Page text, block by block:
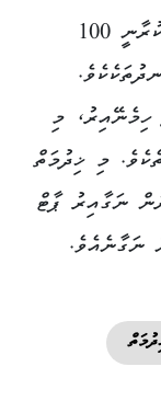
ސަރުކާރުގެ ޓެކްސީ ލައިންގަ ބޭނުންކުރާނީ 100
ހިމެނޭއިރު، މި
މި ޚިދުމަތް
ނަގާއިރު ޕާޓް
ނަގާނެއެވެ.